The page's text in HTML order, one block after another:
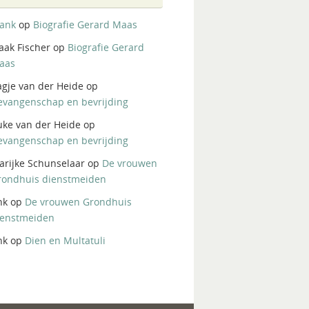
op Biografie Gerard Maas
Fischer op Biografie Gerard
van der Heide op
en bevrijding
van der Heide op
en bevrijding
Schunselaar op De vrouwen
dienstmeiden
op De vrouwen Grondhuis
op Dien en Multatuli